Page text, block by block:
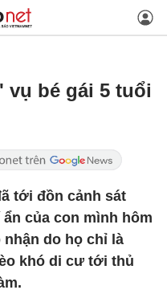
vụ bé gái 5 tuổi
tới đồn cảnh sát
của con mình hôm
do họ chỉ là
khó di cư tới thủ